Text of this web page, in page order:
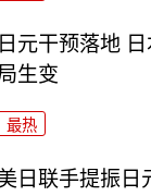
日元干预落地
生变
最热
日联手提振日